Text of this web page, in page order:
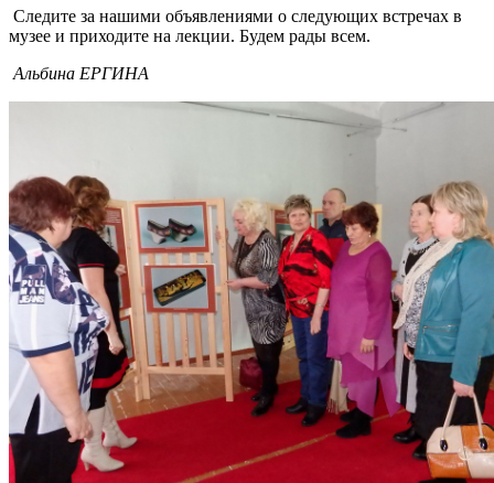
Следите за нашими объявлениями о следующих встречах в
музее и приходите на лекции. Будем рады всем.
Альбина ЕРГИНА